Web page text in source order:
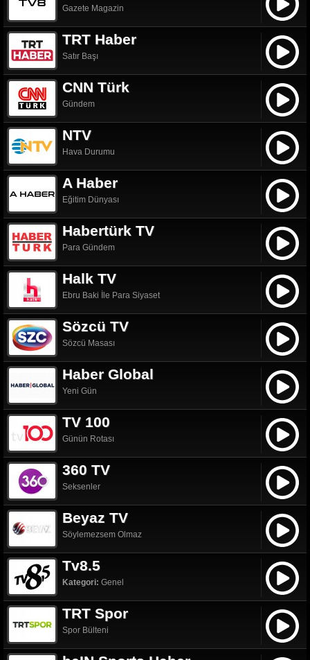
Gazete Magazin
TRT Haber
Satır Başı
CNN Türk
Gündem
NTV
Hava Durumu
A Haber
Eğitim Dünyası
Habertürk TV
Para Gündem
Halk TV
Ebru Baki İle Para Siyaset
Sözcü TV
Sözcü Masası
Haber Global
Yeni Gün
TV 100
Günün Rotası
360 TV
Seksenler
Beyaz TV
Söylemezsem Olmaz
Tv8.5
Kategori: Genel
TRT Spor
Spor Bülteni